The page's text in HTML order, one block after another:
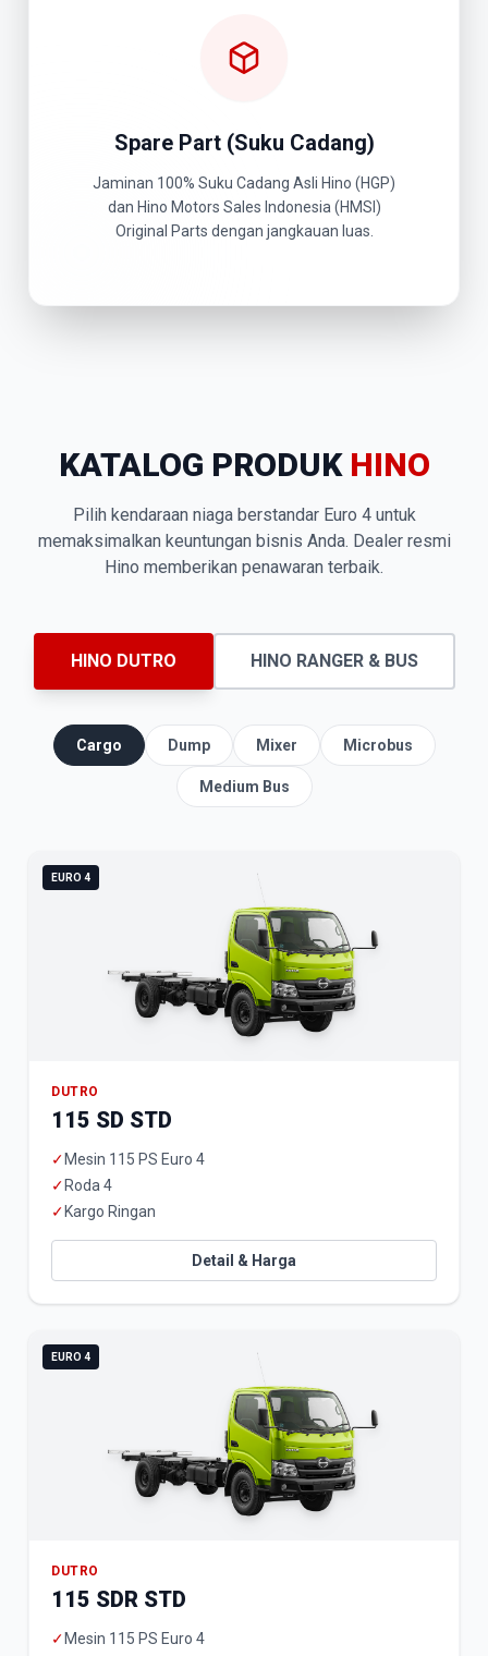
Spare Part (Suku Cadang)
Jaminan 100% Suku Cadang Asli Hino (HGP)
dan Hino Motors Sales Indonesia (HMSI)
Original Parts dengan jangkauan luas.
KATALOG PRODUK HINO
Pilih kendaraan niaga berstandar Euro 4 untuk
memaksimalkan keuntungan bisnis Anda. Dealer resmi
Hino memberikan penawaran terbaik.
HINO DUTRO HINO RANGER & BUS
Cargo Dump Mixer Microbus
Medium Bus
EURO 4
DUTRO
115 SD STD
✓ Mesin 115 PS Euro 4
✓ Roda 4
✓ Kargo Ringan
Detail & Harga
EURO 4
DUTRO
115 SDR STD
✓ Mesin 115 PS Euro 4